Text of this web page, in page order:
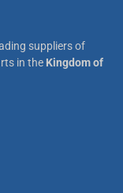
suppliers of
in the Kingdom of